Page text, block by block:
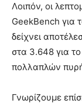
Λοιπόν, οι
GeekBench για
δείχνει
στα 3.648 για
πολλαπλών
Γνωρίζουμε